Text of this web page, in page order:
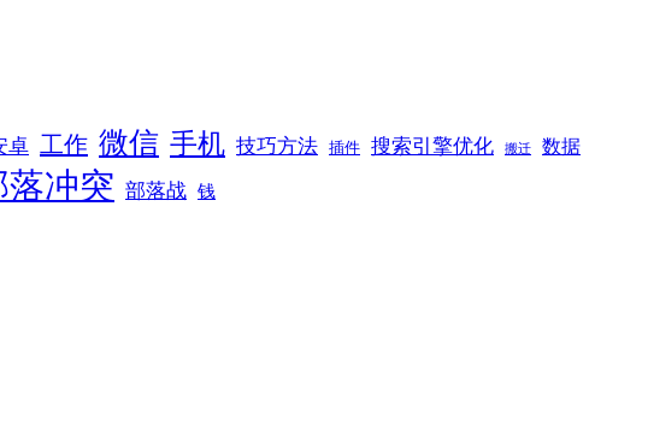
卓 工作 微信 手机 技巧方法 插件 搜索引擎优化 搬迁 数据
落冲突 部落战 钱